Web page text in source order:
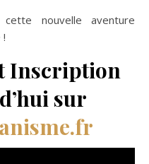
nouvelle aventure
Inscription
sur